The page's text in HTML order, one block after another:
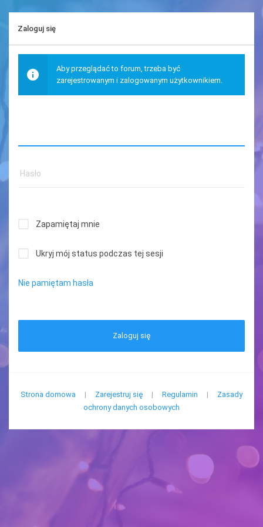
Zaloguj się
Aby przeglądać to forum, trzeba być
zarejestrowanym i zalogowanym użytkownikiem.
Zapamiętaj mnie
Ukryj mój status podczas tej sesji
Nie pamiętam hasła
Zaloguj się
Strona domowa | Zarejestruj się | Regulamin |
Zasady
ochrony danych osobowych